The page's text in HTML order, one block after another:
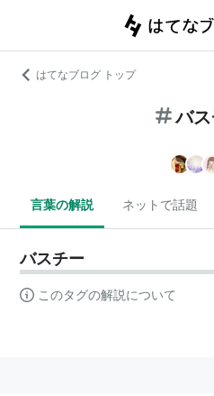
はてなブログ トップ
バ
言葉の解説 ネットで話題
バスチー
このタグの解説について